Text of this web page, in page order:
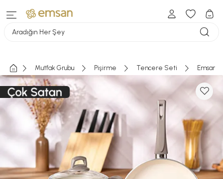
Aradığın Her Şey
Mutfak Grubu Pişirme Tencere Seti Emsan